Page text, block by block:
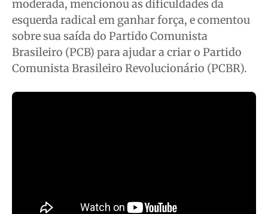
Wanda Sily
Publicidade Legal
Anuncie
Termos de Uso
Wanda Sily
Publicidade Legal
Anuncie
Termos de Uso
Wanda Sily
Publicidade Legal
Anuncie
Termos de Uso
Wanda Sily
Publicidade Legal
Anuncie
Termos de Uso
moderada, mencionou as dificuldades da
esquerda radical em ganhar força, e comentou
sobre sua saída do Partido Comunista
Brasileiro (PCB) para ajudar a criar o Partido
Comunista Brasileiro Revolucionário (PCBR).